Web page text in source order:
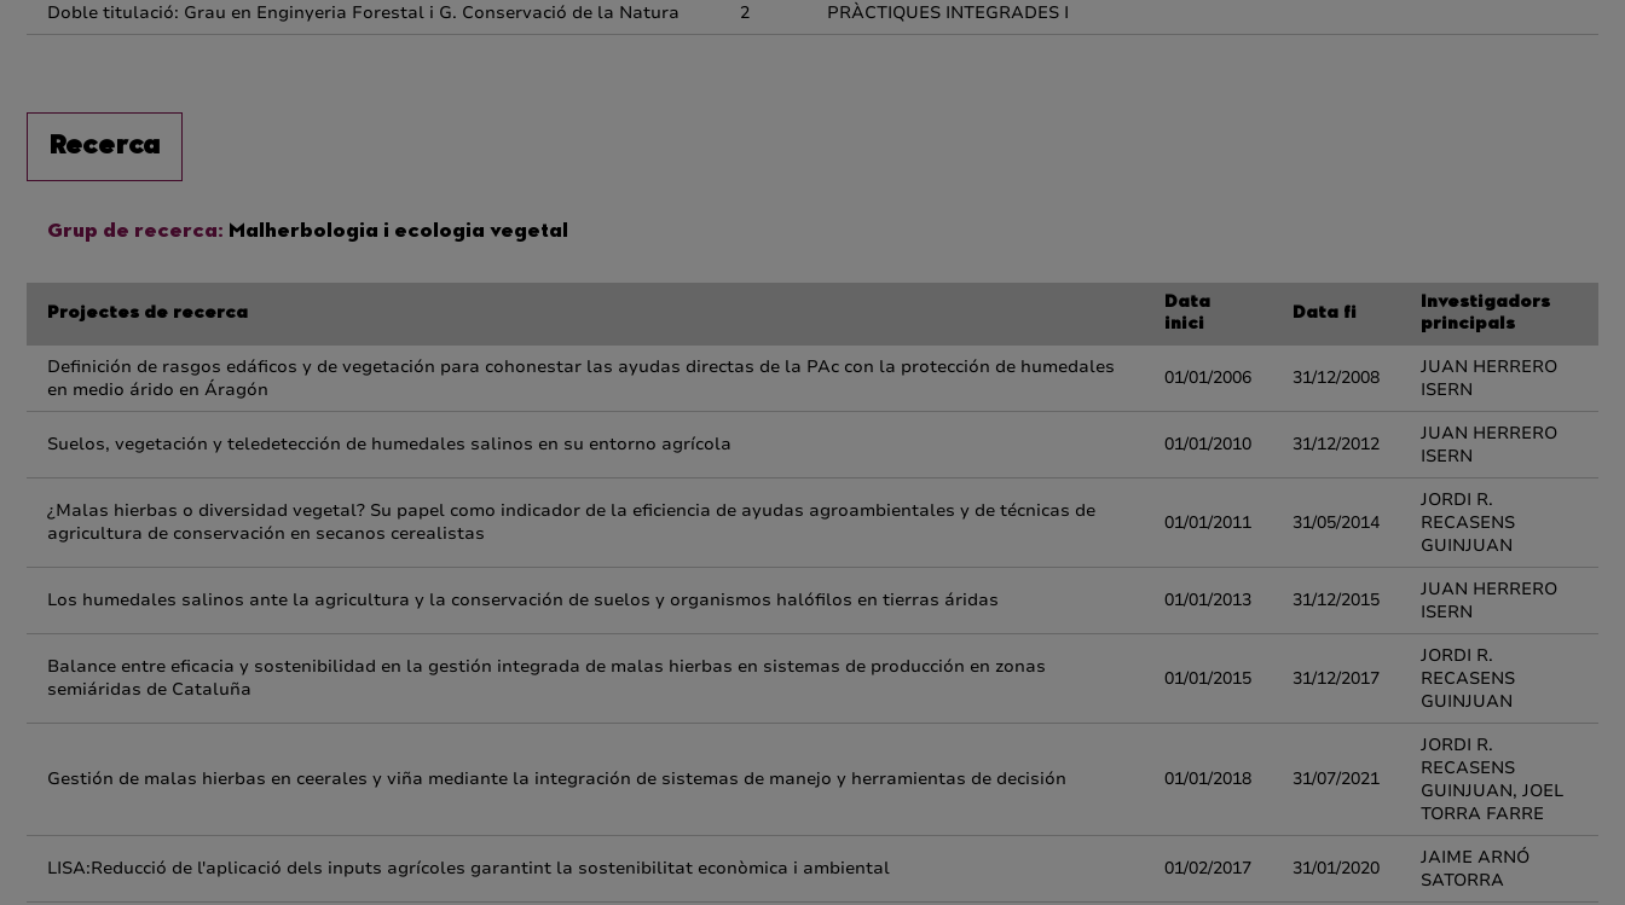
Doble titulació: Grau en Enginyeria Forestal i G. Conservació de la Natura
2 PRÀCTIQUES INTEGRADES I
Recerca
Grup de recerca: Malherbologia i ecologia vegetal
Projectes de recerca
Data
inici
Data fi
Investigadors
principals
Definición de rasgos edáficos y de vegetación para cohonestar las ayudas directas de la PAc con la protección de humedales
en medio árido en Áragón
01/01/2006 31/12/2008
JUAN HERRERO
ISERN
Suelos, vegetación y teledetección de humedales salinos en su entorno agrícola 01/01/2010 31/12/2012
JUAN HERRERO
ISERN
¿Malas hierbas o diversidad vegetal? Su papel como indicador de la eficiencia de ayudas agroambientales y de técnicas de
agricultura de conservación en secanos cerealistas
01/01/2011 31/05/2014
JORDI R.
RECASENS
GUINJUAN
Los humedales salinos ante la agricultura y la conservación de suelos y organismos halófilos en tierras áridas 01/01/2013 31/12/2015
JUAN HERRERO
ISERN
Balance entre eficacia y sostenibilidad en la gestión integrada de malas hierbas en sistemas de producción en zonas
semiáridas de Cataluña
01/01/2015 31/12/2017
JORDI R.
RECASENS
GUINJUAN
Gestión de malas hierbas en ceerales y viña mediante la integración de sistemas de manejo y herramientas de decisión 01/01/2018 31/07/2021
JORDI R.
RECASENS
GUINJUAN, JOEL
TORRA FARRE
LISA:Reducció de l'aplicació dels inputs agrícoles garantint la sostenibilitat econòmica i ambiental 01/02/2017 31/01/2020
JAIME ARNÓ
SATORRA